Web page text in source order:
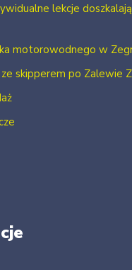
lekcje
motorowodnego w
ze skipperem po Zalewie